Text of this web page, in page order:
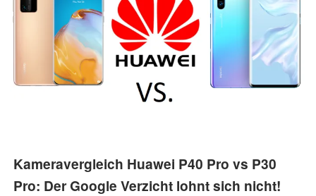
Kameravergleich Huawei P40 Pro vs P30
Pro: Der Google Verzicht lohnt sich nicht!